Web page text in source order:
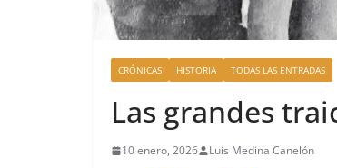
CRÓNICAS HISTORIA TODAS LAS ENTRADAS
Las grandes
10 enero, 2026 Luis Medina Canelón